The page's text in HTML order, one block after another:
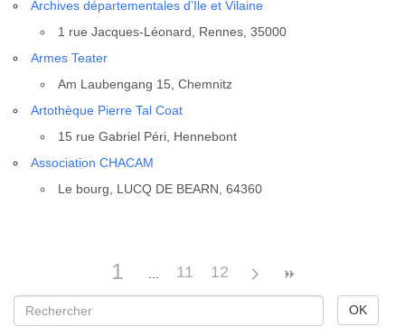
Archives dépar­te­men­tales d’Ile et Vilaine
1 rue Jacques-Léo­nard, Rennes, 35000
Armes Tea­ter
Am Lau­ben­gang 15, Chem­nitz
Arto­thèque Pierre Tal Coat
15 rue Gabriel Péri, Hen­ne­bont
Asso­cia­tion CHACAM
Le bourg, LUCQ DE BEARN, 64360
1 11 12